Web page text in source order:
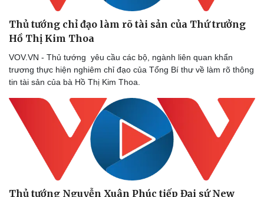
Pháp luật
Vụ án
Tin nóng
Tư vấn luật
Vũ khí
Việt Nam
Thủ tướng chỉ đạo làm rõ tài sản của Thứ trưởng
Hồ Thị Kim Thoa
VOV.VN - Thủ tướng yêu cầu các bộ, ngành liên quan khẩn
trương thực hiện nghiêm chỉ đạo của Tổng Bí thư về làm rõ thông
tin tài sản của bà Hồ Thị Kim Thoa.
Thủ tướng Nguyễn Xuân Phúc tiếp Đại sứ New